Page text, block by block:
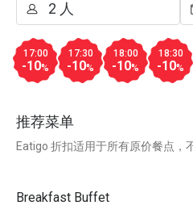
17:00
-10%
17:30
-10%
18:00
-10%
18:30
-10%
推荐菜单
Eatigo 折扣适用于所有原价餐点，
Breakfast Buffet